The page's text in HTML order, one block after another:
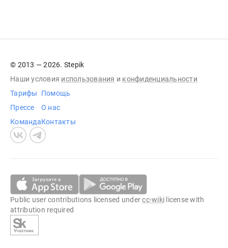
© 2013 — 2026. Stepik
Наши условия использования и конфиденциальности
Тарифы
Прессе
Команда
Помощь
О нас
Контакты
Public user contributions licensed undercc-wiki license with
attribution required